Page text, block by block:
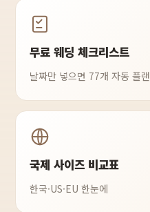
무료 웨딩 체크리스트
날짜만 넣으면 77개 자동 플랜
국제 사이즈 비교표
한국·US·EU 한눈에